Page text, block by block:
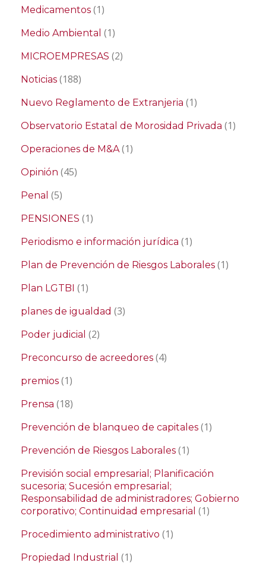
Medicamentos (1)
Medio Ambiental (1)
MICROEMPRESAS (2)
Noticias (188)
Nuevo Reglamento de Extranjeria (1)
Observatorio Estatal de Morosidad Privada (1)
Operaciones de M&A(1)
Opinión (45)
Penal (5)
PENSIONES (1)
Periodismo e información jurídica (1)
Plan de Prevención de Riesgos Laborales (1)
Plan LGTBI (1)
planes de igualdad (3)
Poder judicial (2)
Preconcurso de acreedores (4)
premios (1)
Prensa (18)
Prevención de blanqueo de capitales (1)
Prevención de Riesgos Laborales (1)
Previsión social empresarial; Planificación
sucesoria; Sucesión empresarial;
Responsabilidad de administradores; Gobierno
corporativo; Continuidad empresarial (1)
Procedimiento administrativo (1)
Propiedad Industrial (1)